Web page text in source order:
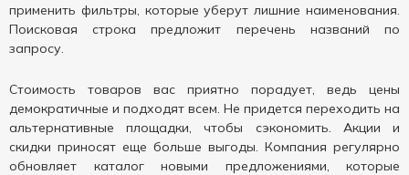
применить фильтры, которые уберут лишние наименования.
Поисковая строка предложит перечень названий по
запросу.
Стоимость товаров вас приятно порадует, ведь цены
демократичные и подходят всем. Не придется переходить на
альтернативные площадки, чтобы сэкономить. Акции и
скидки приносят еще больше выгоды. Компания регулярно
обновляет каталог новыми предложениями, которые